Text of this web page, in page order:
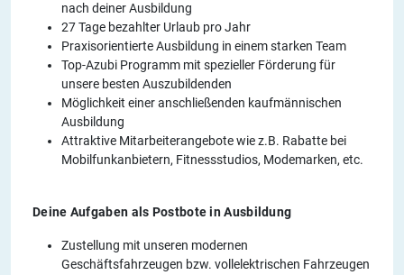
nach deiner Ausbildung
27 Tage bezahlter Urlaub pro Jahr
Praxisorientierte Ausbildung in einem starken Team
Top-Azubi Programm mit spezieller Förderung für
unsere besten Auszubildenden
Möglichkeit einer anschließenden kaufmännischen
Ausbildung
Attraktive Mitarbeiterangebote wie z.B. Rabatte bei
Mobilfunkanbietern, Fitnessstudios, Modemarken, etc.
Deine Aufgaben als Postbote in Ausbildung
Zustellung mit unseren modernen
Geschäftsfahrzeugen bzw. vollelektrischen Fahrzeugen